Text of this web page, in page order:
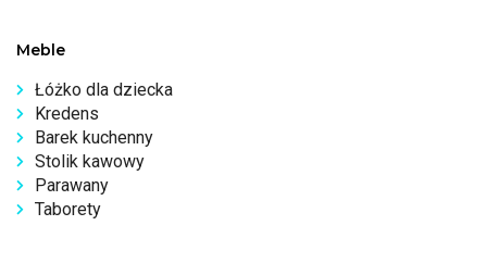
Meble
Łóżko dla dziecka
Kredens
Barek kuchenny
Stolik kawowy
Parawany
Taborety